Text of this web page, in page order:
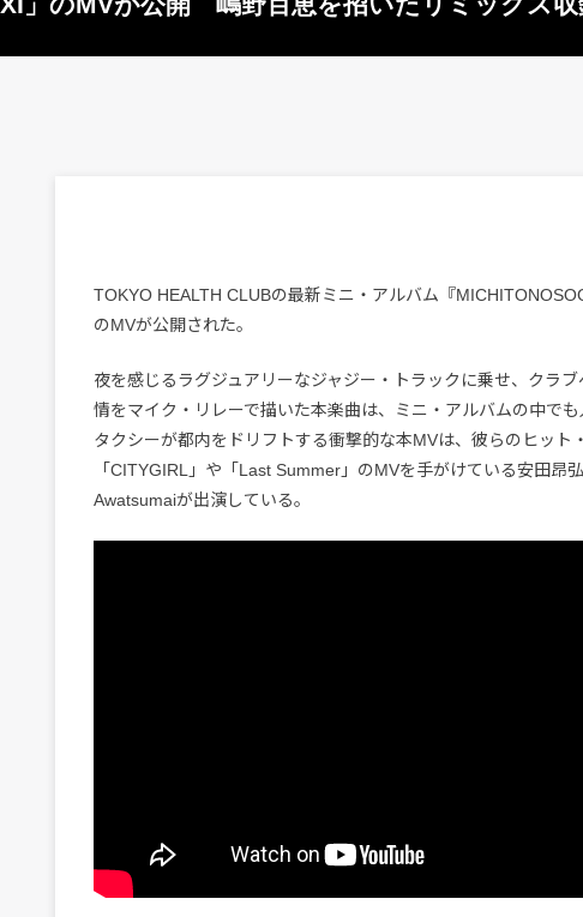
TOKYO HEALTH CLUBの最新ミニ・アルバム『
のMVが公開された。
夜を感じるラグジュアリーなジャジー・トラックに乗せ、クラ
情をマイク・リレーで描いた本楽曲は、ミニ・アルバムの中で
タクシーが都内をドリフトする衝撃的な本MVは、彼らのヒット
「CITYGIRL」や「Last Summer」のMVを手がけている安田昂
Awatsumaiが出演している。